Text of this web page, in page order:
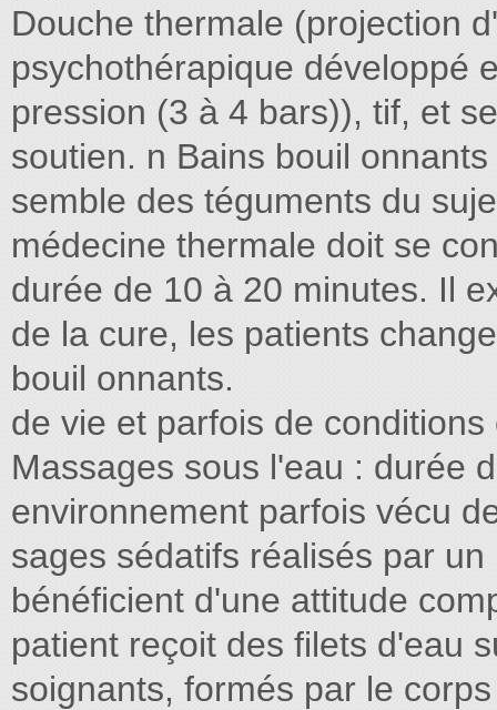
Douche thermale (projection
psychothérapique développé
pression (3 à 4 bars)), tif, et
soutien. n Bains bouil
semble des téguments du
médecine thermale doit se
durée de 10 à 20 minutes. Il
de la cure, les patients
bouil onnants.
de vie et parfois de
Massages sous l'eau : durée
environnement parfois vécu
sages sédatifs réalisés par
bénéficient d'une attitude
patient reçoit des filets d'eau
soignants, formés par le